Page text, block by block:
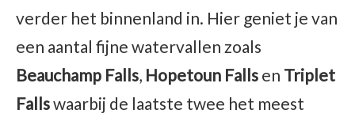
verder het binnenland in. Hier geniet je van
een aantal fijne watervallen zoals
Beauchamp Falls, Hopetoun Falls en Triplet
Fallswaarbij de laatste twee het meest